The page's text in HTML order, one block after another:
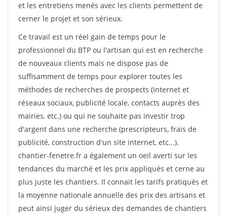
et les entretiens menés avec les clients permettent de
cerner le projet et son sérieux.
Ce travail est un réel gain de temps pour le
professionnel du BTP ou l'artisan qui est en recherche
de nouveaux clients mais ne dispose pas de
suffisamment de temps pour explorer toutes les
méthodes de recherches de prospects (internet et
réseaux sociaux, publicité locale, contacts auprès des
mairies, etc.) ou qui ne souhaite pas investir trop
d'argent dans une recherche (prescripteurs, frais de
publicité, construction d'un site internet, etc...).
chantier-fenetre.fr a également un oeil averti sur les
tendances du marché et les prix appliqués et cerne au
plus juste les chantiers. Il connait les tarifs pratiqués et
la moyenne nationale annuelle des prix des artisans et
peut ainsi juger du sérieux des demandes de chantiers